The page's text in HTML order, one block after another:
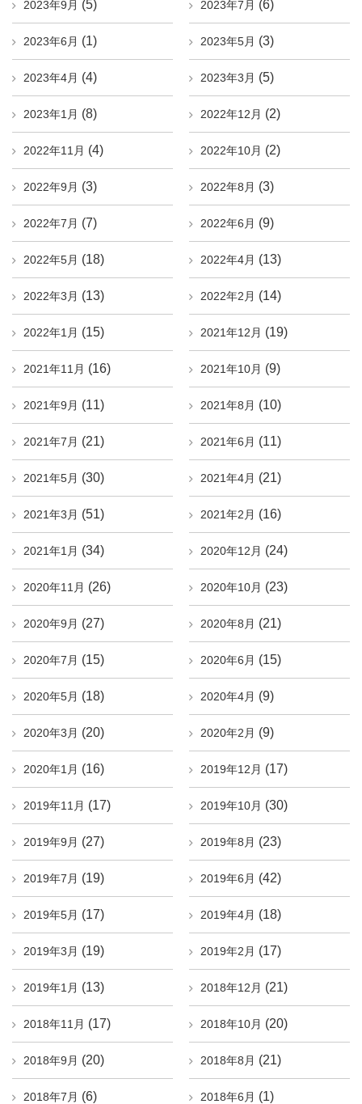
2023年9月 (5) 2023年7月 (6)
2023年6月 (1) 2023年5月 (3)
2023年4月 (4) 2023年3月 (5)
2023年1月 (8) 2022年12月 (2)
2022年11月 (4) 2022年10月 (2)
2022年9月 (3) 2022年8月 (3)
2022年7月 (7) 2022年6月 (9)
2022年5月 (18) 2022年4月 (13)
2022年3月 (13) 2022年2月 (14)
2022年1月 (15) 2021年12月 (19)
2021年11月 (16) 2021年10月 (9)
2021年9月 (11) 2021年8月 (10)
2021年7月 (21) 2021年6月 (11)
2021年5月 (30) 2021年4月 (21)
2021年3月 (51) 2021年2月 (16)
2021年1月 (34) 2020年12月 (24)
2020年11月 (26) 2020年10月 (23)
2020年9月 (27) 2020年8月 (21)
2020年7月 (15) 2020年6月 (15)
2020年5月 (18) 2020年4月 (9)
2020年3月 (20) 2020年2月 (9)
2020年1月 (16) 2019年12月 (17)
2019年11月 (17) 2019年10月 (30)
2019年9月 (27) 2019年8月 (23)
2019年7月 (19) 2019年6月 (42)
2019年5月 (17) 2019年4月 (18)
2019年3月 (19) 2019年2月 (17)
2019年1月 (13) 2018年12月 (21)
2018年11月 (17) 2018年10月 (20)
2018年9月 (20) 2018年8月 (21)
2018年7月 (6) 2018年6月 (1)